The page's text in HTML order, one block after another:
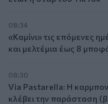
08:34
«Καμίνι» τις επόμενες
και μελτέμια έως 8
08:30
Via Pastarella: Η
κλέβει την παράσταση